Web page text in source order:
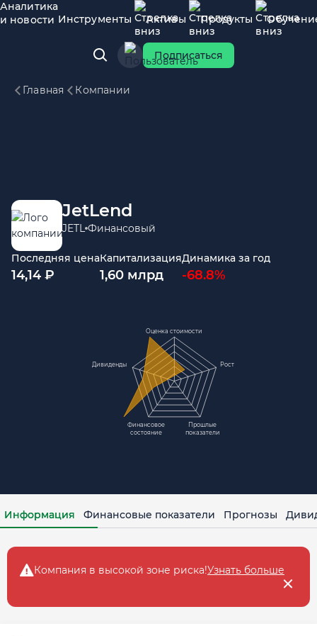
Аналитика
и новости Инструменты Активы Продукты
Подписаться
Главная Компании
JetLend
JETL Финансовый
Последняя цена
14,14 ₽
Капитализация
1,60 млрд
Динамика за год
-68.8%
Оценка стоимости
Рост
Прошлые
показатели
Финансовое
состояние
Дивиденды
Информация Финансовые показатели Прогнозы
Компания в высокой зоне рискa!Узнать больше